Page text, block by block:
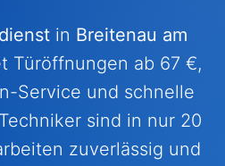
in Breitenau am
Türöffnungen ab 67 €,
Service und schnelle
sind in nur 20
zuverlässig und